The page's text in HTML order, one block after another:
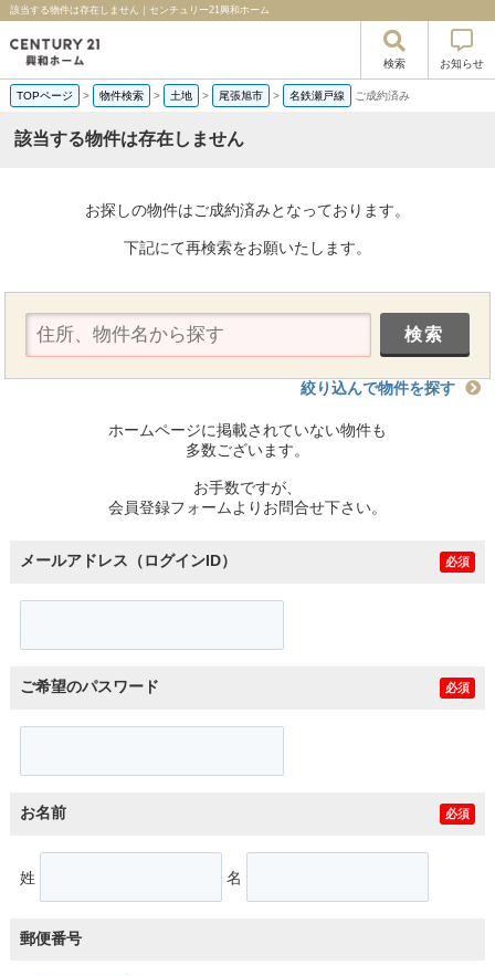
該当する物件は存在しません｜センチュリー21興和ホーム
検索 お知らせ
TOPページ > 物件検索 > 土地 > 尾張旭市 > 名鉄瀬戸線 ご成約済み
該当する物件は存在しません
お探しの物件はご成約済みとなっております。
下記にて再検索をお願いたします。
絞り込んで物件を探す
ホームページに掲載されていない物件も
多数ございます。
お手数ですが、
会員登録フォームよりお問合せ下さい。
メールアドレス（ログインID） 必須
ご希望のパスワード 必須
お名前 必須
姓 名
郵便番号